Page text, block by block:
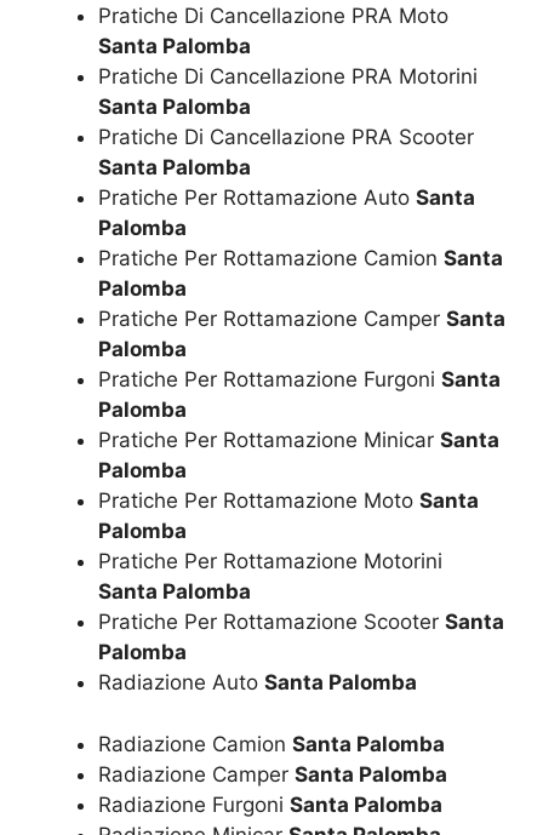
Pratiche Di Cancellazione PRA Moto
Santa Palomba
Pratiche Di Cancellazione PRA Motorini
Santa Palomba
Pratiche Di Cancellazione PRA Scooter
Santa Palomba
Pratiche Per Rottamazione Auto Santa
Palomba
Pratiche Per Rottamazione Camion Santa
Palomba
Pratiche Per Rottamazione Camper Santa
Palomba
Pratiche Per Rottamazione Furgoni Santa
Palomba
Pratiche Per Rottamazione Minicar Santa
Palomba
Pratiche Per Rottamazione Moto Santa
Palomba
Pratiche Per Rottamazione Motorini
Santa Palomba
Pratiche Per Rottamazione Scooter Santa
Palomba
Radiazione Auto Santa Palomba
Radiazione Camion Santa Palomba
Radiazione Camper Santa Palomba
Radiazione Furgoni Santa Palomba